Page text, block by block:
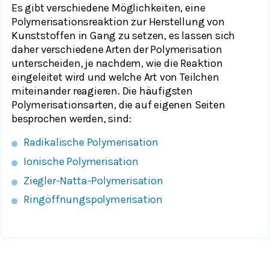
Es gibt verschiedene Möglichkeiten, eine
Polymerisationsreaktion zur Herstellung von
Kunststoffen in Gang zu setzen, es lassen sich
daher verschiedene Arten der Polymerisation
unterscheiden, je nachdem, wie die Reaktion
eingeleitet wird und welche Art von Teilchen
miteinander reagieren. Die häufigsten
Polymerisationsarten, die auf eigenen Seiten
besprochen werden, sind:
Radikalische Polymerisation
Ionische Polymerisation
Ziegler-Natta-Polymerisation
Ringöffnungspolymerisation